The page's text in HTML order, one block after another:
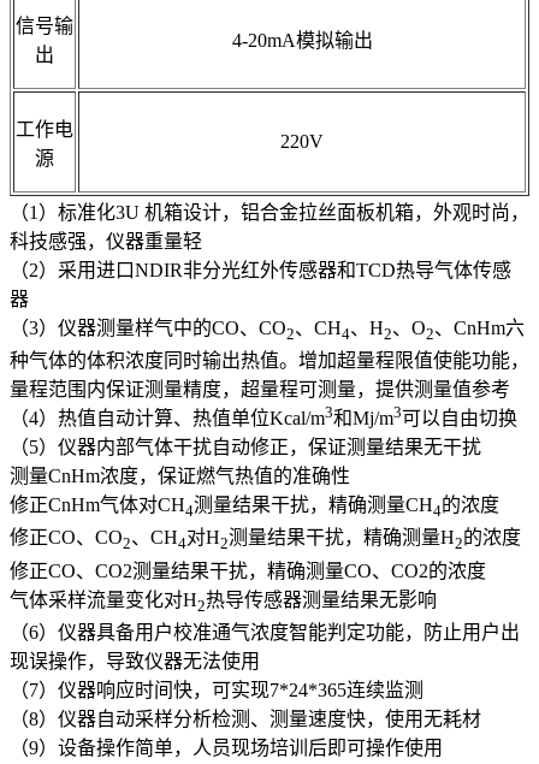
信号输
出
4-20mA模拟输出
工作电
源
220V
（1）标准化3U 机箱设计，铝合金拉丝面板机箱，外观时尚，
科技感强，仪器重量轻
（2）采用进口NDIR非分光红外传感器和TCD热导气体传感
器
（3）仪器测量样气中的CO、CO2、CH4、H2、O2、CnHm六
种气体的体积浓度同时输出热值。增加超量程限值使能功能，
量程范围内保证测量精度，超量程可测量，提供测量值参考
（4）热值自动计算、热值单位Kcal/m3和Mj/m3可以自由切换
（5）仪器内部气体干扰自动修正，保证测量结果无干扰
测量CnHm浓度，保证燃气热值的准确性
修正CnHm气体对CH4测量结果干扰，精确测量CH4的浓度
修正CO、CO2、CH4对H2测量结果干扰，精确测量H2的浓度
修正CO、CO2测量结果干扰，精确测量CO、CO2的浓度
气体采样流量变化对H2热导传感器测量结果无影响
（6）仪器具备用户校准通气浓度智能判定功能，防止用户出
现误操作，导致仪器无法使用
（7）仪器响应时间快，可实现7*24*365连续监测
（8）仪器自动采样分析检测、测量速度快，使用无耗材
（9）设备操作简单，人员现场培训后即可操作使用